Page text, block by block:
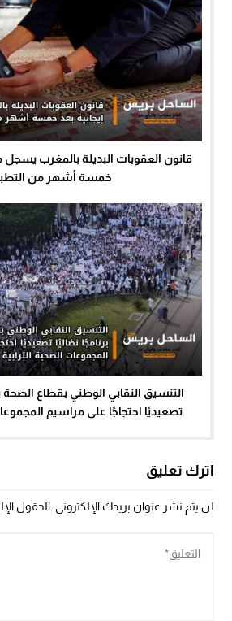
قانون العقوبات البديلة بالمغرب يسجل
خمسة أشهر من
التنسيق النقابي الوطني بقطاع الصحة
تصعيديًا احتجاجًا على مراسيم
اترك تعليق
لن يتم نشر عنوان بريدك الإلكتروني. الحقول